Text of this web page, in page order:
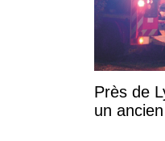
Près de
un